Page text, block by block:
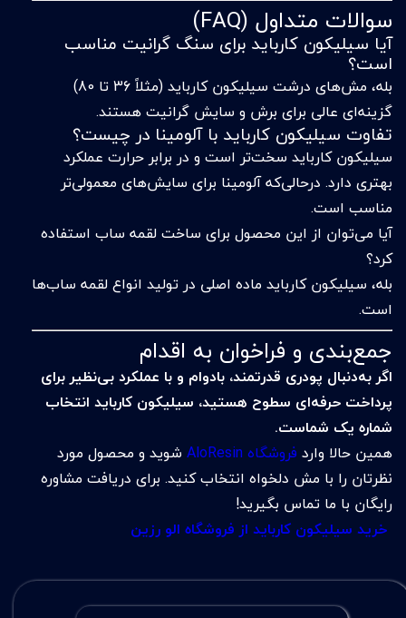
سوالات متداول (FAQ)
آیا سیلیکون کارباید برای سنگ گرانیت مناسب
است؟
بله، مش‌های درشت سیلیکون کارباید (مثلاً 36 تا 80)
گزینه‌ای عالی برای برش و سایش گرانیت هستند.
تفاوت سیلیکون کارباید با آلومینا در چیست؟
سیلیکون کارباید سخت‌تر است و در برابر حرارت عملکرد
بهتری دارد. درحالی‌که آلومینا برای سایش‌های معمولی‌تر
مناسب است.
آیا می‌توان از این محصول برای ساخت لقمه ساب استفاده
کرد؟
بله، سیلیکون کارباید ماده اصلی در تولید انواع لقمه ساب‌ها
است.
جمع‌بندی و فراخوان به اقدام
اگر به‌دنبال پودری قدرتمند، بادوام و با عملکرد بی‌نظیر برای
پرداخت حرفه‌ای سطوح هستید، سیلیکون کارباید انتخاب
شماره یک شماست.
همین حالا وارد فروشگاه AloResin
شوید و محصول مورد
نظرتان را با مش دلخواه انتخاب کنید. برای دریافت مشاوره
رایگان با ما تماس بگیرید!
خرید سیلیکون کارباید از فروشگاه الو رزین